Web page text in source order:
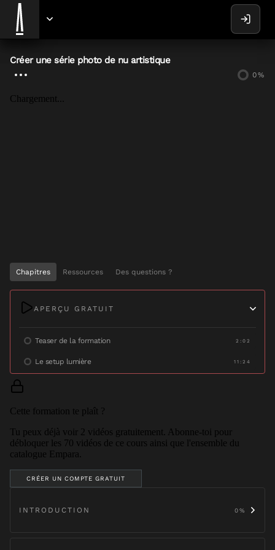
Créer une série photo de nu artistique
0%
Chargement...
Chapitres Ressources Des questions ?
APERÇU GRATUIT
Teaser de la formation 2:02
Le setup lumière 11:24
Cette formation te plaît ?
Tu peux déjà voir 2 vidéos gratuitement. Abonne-toi pour
débloquer les 70 vidéos de ce cours ainsi que l'ensemble du
catalogue Empara.
CRÉER UN COMPTE GRATUIT
INTRODUCTION 0%